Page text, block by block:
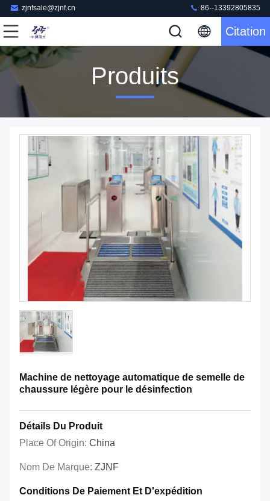
zjnfsale@zjnf.cn 86--13392805835
Citation
Produits
Machine de nettoyage automatique de semelle de
chaussure légère pour le désinfection
Détails Du Produit
Place Of Origin: China
Nom De Marque: ZJNF
Conditions De Paiement Et D'expédition